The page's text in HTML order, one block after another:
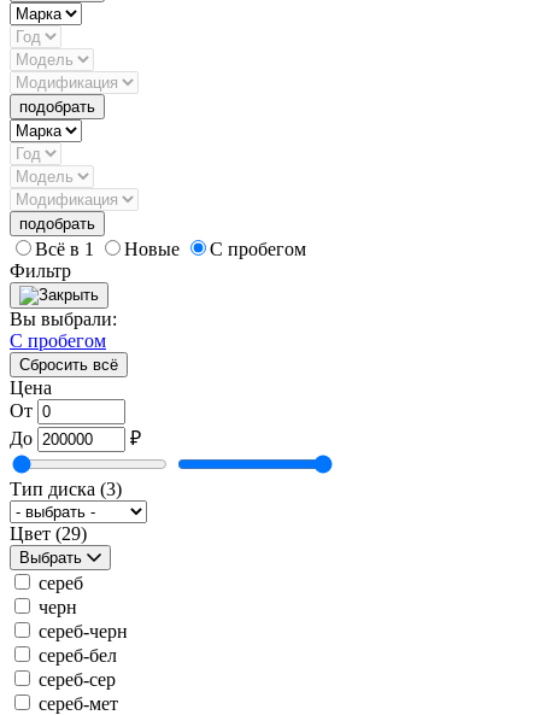
подобрать
подобрать
Всё в 1 Новые
С пробегом
Фильтр
Вы выбрали:
С пробегом
Сбросить всё
Цена
От
До
₽
Тип диска (3)
Цвет (29)
Выбрать
сереб
черн
сереб-черн
сереб-бел
сереб-сер
сереб-мет